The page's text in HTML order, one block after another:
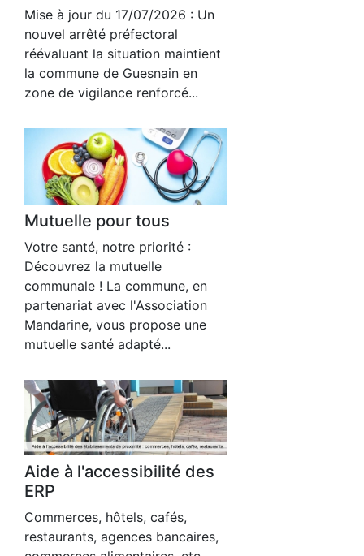
Mise à jour du 17/07/2026 : Un
nouvel arrêté préfectoral
réévaluant la situation maintient
la commune de Guesnain en
zone de vigilance renforcé...
Mutuelle pour tous
Votre santé, notre priorité :
Découvrez la mutuelle
communale ! La commune, en
partenariat avec l'Association
Mandarine, vous propose une
mutuelle santé adapté...
Aide à l'accessibilité des
ERP
Commerces, hôtels, cafés,
restaurants, agences bancaires,